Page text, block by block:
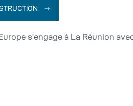
s’engage à La Réunion